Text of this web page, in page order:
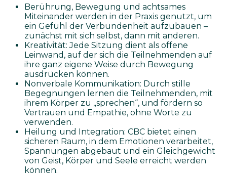
Berührung, Bewegung und achtsames
Miteinander werden in der Praxis genutzt, um
ein Gefühl der Verbundenheit aufzubauen –
zunächst mit sich selbst, dann mit anderen.
Kreativität: Jede Sitzung dient als offene
Leinwand, auf der sich die Teilnehmenden auf
ihre ganz eigene Weise durch Bewegung
ausdrücken können.
Nonverbale Kommunikation: Durch stille
Begegnungen lernen die Teilnehmenden, mit
ihrem Körper zu „sprechen“, und fördern so
Vertrauen und Empathie, ohne Worte zu
verwenden.
Heilung und Integration: CBC bietet einen
sicheren Raum, in dem Emotionen verarbeitet,
Spannungen abgebaut und ein Gleichgewicht
von Geist, Körper und Seele erreicht werden
können.